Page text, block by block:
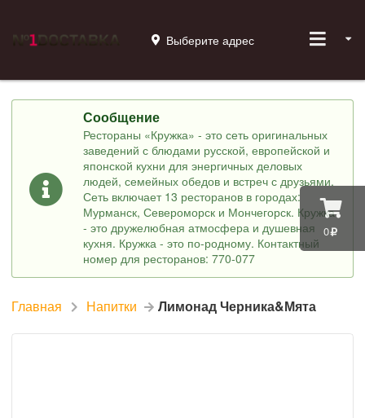
0
Выберите адрес
Сообщение
Рестораны «Кружка» - это сеть оригинальных
заведений с блюдами русской, европейской и
японской кухни для энергичных деловых
людей, семейных обедов и встреч с друзьями.
Сеть включает 13 ресторанов в городах:
Мурманск, Североморск и Мончегорск. Кружка
- это дружелюбная атмосфера и душевная
кухня. Кружка - это по-родному. Контактный
номер для ресторанов: 770-077
Главная Напитки Лимонад Черника&Мята